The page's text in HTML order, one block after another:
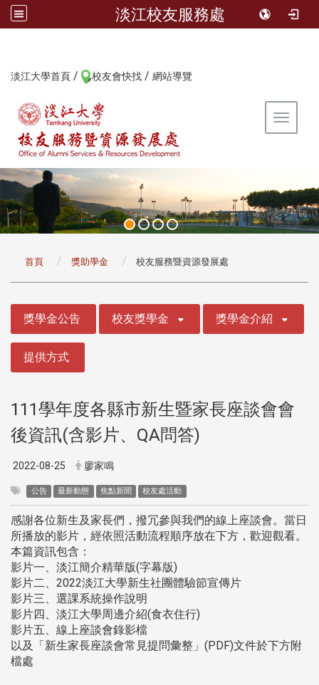
淡江校友服務處
淡江大學首頁 / 校友會快找 / 網站導覽
Toggle
首頁 獎助學金 校友服務暨資源發展處
獎學金公告 校友獎學金 獎學金介紹
提供方式
111學年度各縣市新生暨家長座談會會
後資訊(含影片、QA問答)
2022-08-25 廖家鳴
公告 最新動態 焦點新聞 校友處活動
感謝各位新生及家長們，撥冗參與我們的線上座談會。當日
所播放的影片，經依照活動流程順序放在下方，歡迎觀看。
本篇資訊包含：
影片一、淡江簡介精華版(字幕版)
影片二、2022淡江大學新生社團體驗節宣傳片
影片三、選課系統操作說明
影片四、淡江大學周邊介紹(食衣住行)
影片五、線上座談會錄影檔
以及「新生家長座談會常見提問彙整」(PDF)文件於下方附
檔處